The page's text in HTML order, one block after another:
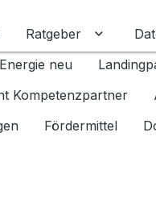
Ratgeber
neu
Kompetenzpartner
Fördermittel